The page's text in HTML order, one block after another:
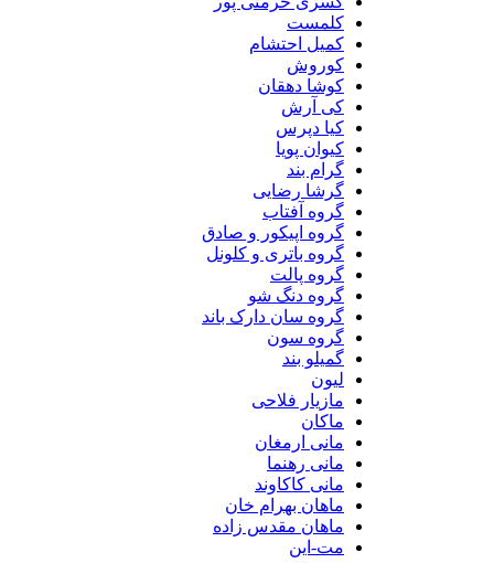
کلمست
کمیل احتشام
کوروش
کوشا دهقان
کی آرش
کیا دپرس
کیوان پویا
گرام بند
گرشا رضایی
گروه آفتاب
گروه اپیکور و صادق
گروه باتری و کلونل
گروه پالت
گروه دنگ شو
گروه سان دارک باند
گروه سون
گمیلو بند
لیون
مازیار فلاحی
ماکان
مانی ارمغان
مانی رهنما
مانی کاکاوند
ماهان بهرام خان
ماهان مقدس زاده
مت-این